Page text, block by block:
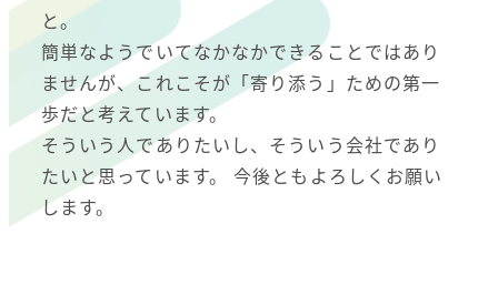
と。
簡単なようでいてなかなかできることではあり
ませんが、これこそが「寄り添う」ための第一
歩だと考えています。
そういう人でありたいし、そういう会社であり
たいと思っています。 今後ともよろしくお願い
します。